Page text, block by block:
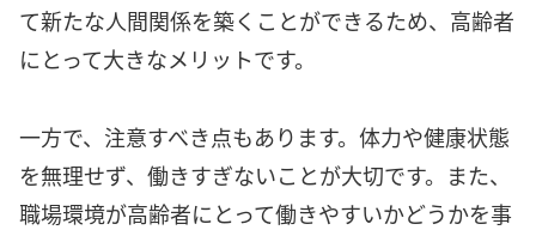
て新たな人間関係を築くことができるため、高齢者
にとって大きなメリットです。
一方で、注意すべき点もあります。体力や健康状態
を無理せず、働きすぎないことが大切です。また、
職場環境が高齢者にとって働きやすいかどうかを事